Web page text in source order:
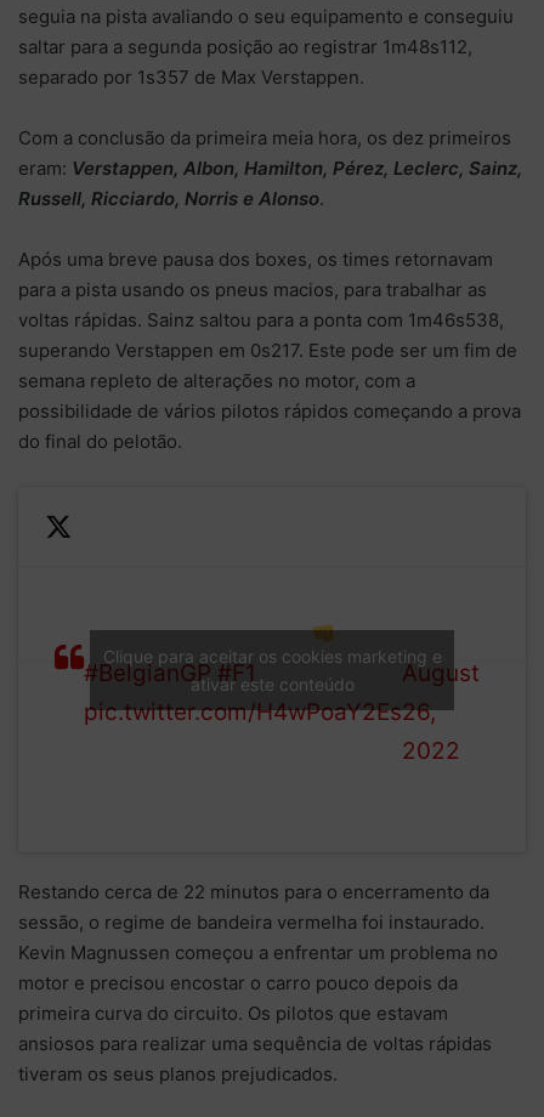
seguia na pista avaliando o seu equipamento e conseguiu
saltar para a segunda posição ao registrar 1m48s112,
separado por 1s357 de Max Verstappen.
Com a conclusão da primeira meia hora, os dez primeiros
eram: Verstappen, Albon, Hamilton, Pérez, Leclerc, Sainz,
Russell, Ricciardo, Norris e Alonso.
Após uma breve pausa dos boxes, os times retornavam
para a pista usando os pneus macios, para trabalhar as
voltas rápidas. Sainz saltou para a ponta com 1m46s538,
superando Verstappen em 0s217. Este pode ser um fim de
semana repleto de alterações no motor, com a
possibilidade de vários pilotos rápidos começando a prova
do final do pelotão.
spot with a 1:46.538
#BelgianGP #F1
pic.twitter.com/H4wPoaY2Es
1 (@F1)
August
26,
2022
Clique para aceitar os cookies marketing e
ativar este conteúdo
Restando cerca de 22 minutos para o encerramento da
sessão, o regime de bandeira vermelha foi instaurado.
Kevin Magnussen começou a enfrentar um problema no
motor e precisou encostar o carro pouco depois da
primeira curva do circuito. Os pilotos que estavam
ansiosos para realizar uma sequência de voltas rápidas
tiveram os seus planos prejudicados.